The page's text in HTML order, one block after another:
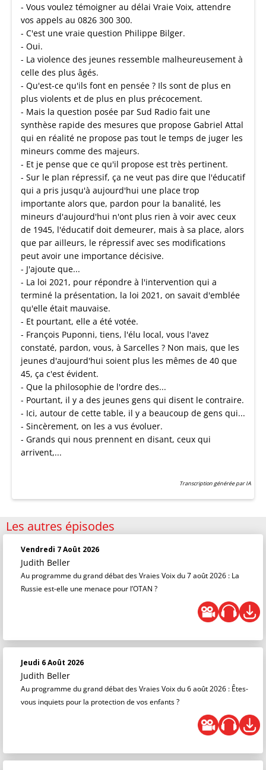
- Vous voulez témoigner au délai Vraie Voix, attendre
vos appels au 0826 300 300.
- C'est une vraie question Philippe Bilger.
- Oui.
- La violence des jeunes ressemble malheureusement à
celle des plus âgés.
- Qu'est-ce qu'ils font en pensée ? Ils sont de plus en
plus violents et de plus en plus précocement.
- Mais la question posée par Sud Radio fait une
synthèse rapide des mesures que propose Gabriel Attal
qui en réalité ne propose pas tout le temps de juger les
mineurs comme des majeurs.
- Et je pense que ce qu'il propose est très pertinent.
- Sur le plan répressif, ça ne veut pas dire que l'éducatif
qui a pris jusqu'à aujourd'hui une place trop
importante alors que, pardon pour la banalité, les
mineurs d'aujourd'hui n'ont plus rien à voir avec ceux
de 1945, l'éducatif doit demeurer, mais à sa place, alors
que par ailleurs, le répressif avec ses modifications
peut avoir une importance décisive.
- J'ajoute que...
- La loi 2021, pour répondre à l'intervention qui a
terminé la présentation, la loi 2021, on savait d'emblée
qu'elle était mauvaise.
- Et pourtant, elle a été votée.
- François Puponni, tiens, l'élu local, vous l'avez
constaté, pardon, vous, à Sarcelles ? Non mais, que les
jeunes d'aujourd'hui soient plus les mêmes de 40 que
45, ça c'est évident.
- Que la philosophie de l'ordre des...
- Pourtant, il y a des jeunes gens qui disent le contraire.
- Ici, autour de cette table, il y a beaucoup de gens qui...
- Sincèrement, on les a vus évoluer.
- Grands qui nous prennent en disant, ceux qui
arrivent,...
Transcription générée par IA
Les autres épisodes
Vendredi 7 Août 2026
Judith Beller
Au programme du grand débat des Vraies Voix du 7 août 2026 : La
Russie est-elle une menace pour l’OTAN ?
Jeudi 6 Août 2026
Judith Beller
Au programme du grand débat des Vraies Voix du 6 août 2026 : Êtes-
vous inquiets pour la protection de vos enfants ?